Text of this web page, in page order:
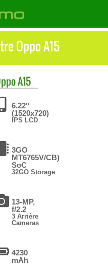
Oppo A15
A15
6.22"
(1520x720)
IPS LCD
3GO
MT6765V/CB)
SoC
32GO Storage
13-MP,
f/2.2
3 Arrière
Cameras
4230
mAh